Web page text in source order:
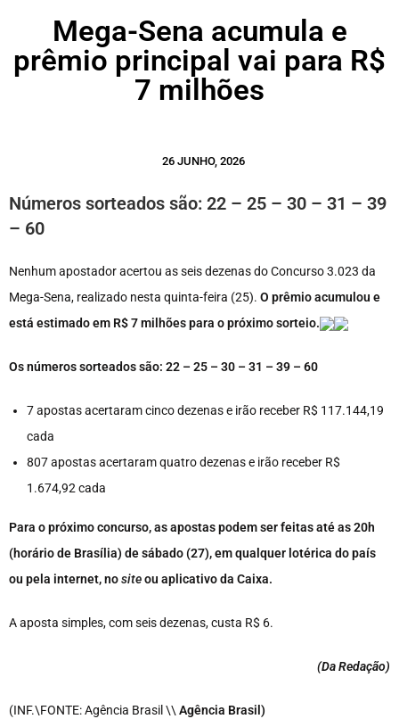
Mega-Sena acumula e
prêmio principal vai para R$
7 milhões
26 JUNHO, 2026
Números sorteados são: 22 – 25 – 30 – 31 – 39
– 60
Nenhum apostador acertou as seis dezenas do Concurso 3.023 da
Mega-Sena, realizado nesta quinta-feira (25). O prêmio acumulou e
está estimado em R$ 7 milhões para o próximo sorteio.
Os números sorteados são: 22 – 25 – 30 – 31 – 39 – 60
7 apostas acertaram cinco dezenas e irão receber R$ 117.144,19
cada
807 apostas acertaram quatro dezenas e irão receber R$
1.674,92 cada
Para o próximo concurso, as apostas podem ser feitas até as 20h
(horário de Brasília) de sábado (27), em qualquer lotérica do país
ou pela internet, nositeou aplicativo da Caixa.
A aposta simples, com seis dezenas, custa R$ 6.
(Da Redação)
(INF.\FONTE: Agência Brasil \\ Agência Brasil)